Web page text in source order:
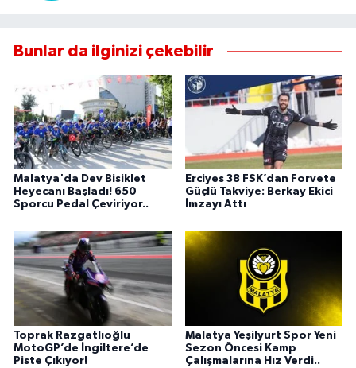
Bunlar da ilginizi çekebilir
Malatya'da Dev Bisiklet
Heyecanı Başladı! 650
Sporcu Pedal Çeviriyor..
Erciyes 38 FSK’dan Forvete
Güçlü Takviye: Berkay Ekici
İmzayı Attı
Toprak Razgatlıoğlu
MotoGP’de İngiltere’de
Piste Çıkıyor!
Malatya Yeşilyurt Spor Yeni
Sezon Öncesi Kamp
Çalışmalarına Hız Verdi..